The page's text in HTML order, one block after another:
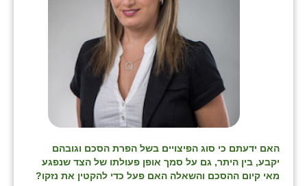
האם ידעתם כי סוג הפיצויים בשל הפרת הסכם וגובהם
יקבע, בין היתר, גם על סמך אופן פעולתו של הצד שנפגע
מאי קיום ההסכם והשאלה האם פעל כדי להקטין את נזקו?